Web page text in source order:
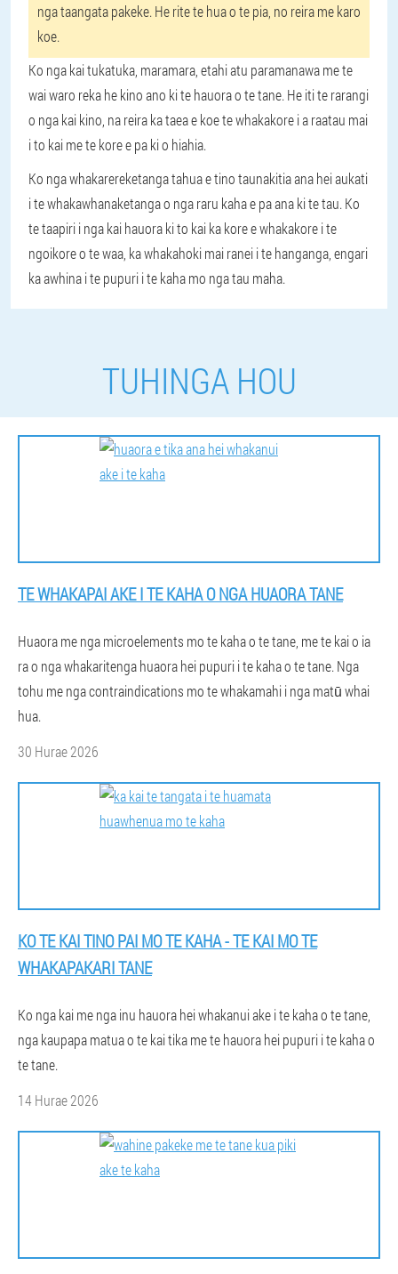
nga taangata pakeke. He rite te hua o te pia, no reira me karo
koe.
Ko nga kai tukatuka, maramara, etahi atu paramanawa me te
wai waro reka he kino ano ki te hauora o te tane. He iti te rarangi
o nga kai kino, na reira ka taea e koe te whakakore i a raatau mai
i to kai me te kore e pa ki o hiahia.
Ko nga whakarereketanga tahua e tino taunakitia ana hei aukati
i te whakawhanaketanga o nga raru kaha e pa ana ki te tau. Ko
te taapiri i nga kai hauora ki to kai ka kore e whakakore i te
ngoikore o te waa, ka whakahoki mai ranei i te hanganga, engari
ka awhina i te pupuri i te kaha mo nga tau maha.
TUHINGA HOU
TE WHAKAPAI AKE I TE KAHA O NGA HUAORA TANE
Huaora me nga microelements mo te kaha o te tane, me te kai o ia
ra o nga whakaritenga huaora hei pupuri i te kaha o te tane. Nga
tohu me nga contraindications mo te whakamahi i nga matū whai
hua.
30 Hurae 2026
KO TE KAI TINO PAI MO TE KAHA - TE KAI MO TE
WHAKAPAKARI TANE
Ko nga kai me nga inu hauora hei whakanui ake i te kaha o te tane,
nga kaupapa matua o te kai tika me te hauora hei pupuri i te kaha o
te tane.
14 Hurae 2026